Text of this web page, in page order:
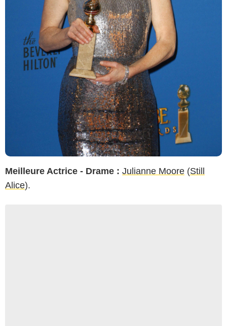
Meilleure Actrice - Drame : Julianne Moore (Still
Alice).